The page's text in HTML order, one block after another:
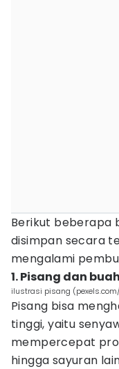
Berikut beberapa
disimpan secara
mengalami
1. Pisang dan
ilustrasi pisang
Pisang bisa
tinggi, yaitu
mempercepat
hingga sayuran